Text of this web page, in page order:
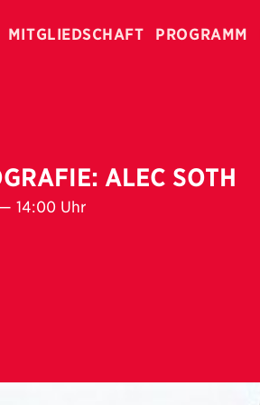
MITGLIEDSCHAFT PROGRAMM
ALEC SOTH
14:00 Uhr